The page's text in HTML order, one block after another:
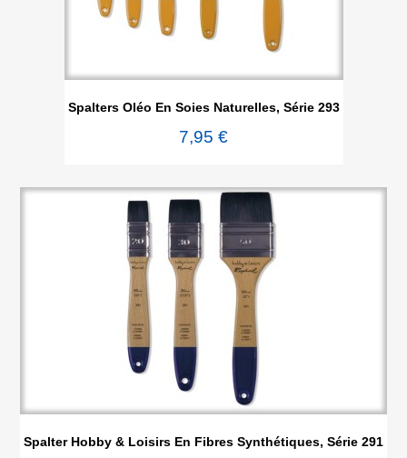
Spalters Oléo En Soies Naturelles, Série 293
7,95 €
Spalter Hobby & Loisirs En Fibres Synthétiques, Série 291